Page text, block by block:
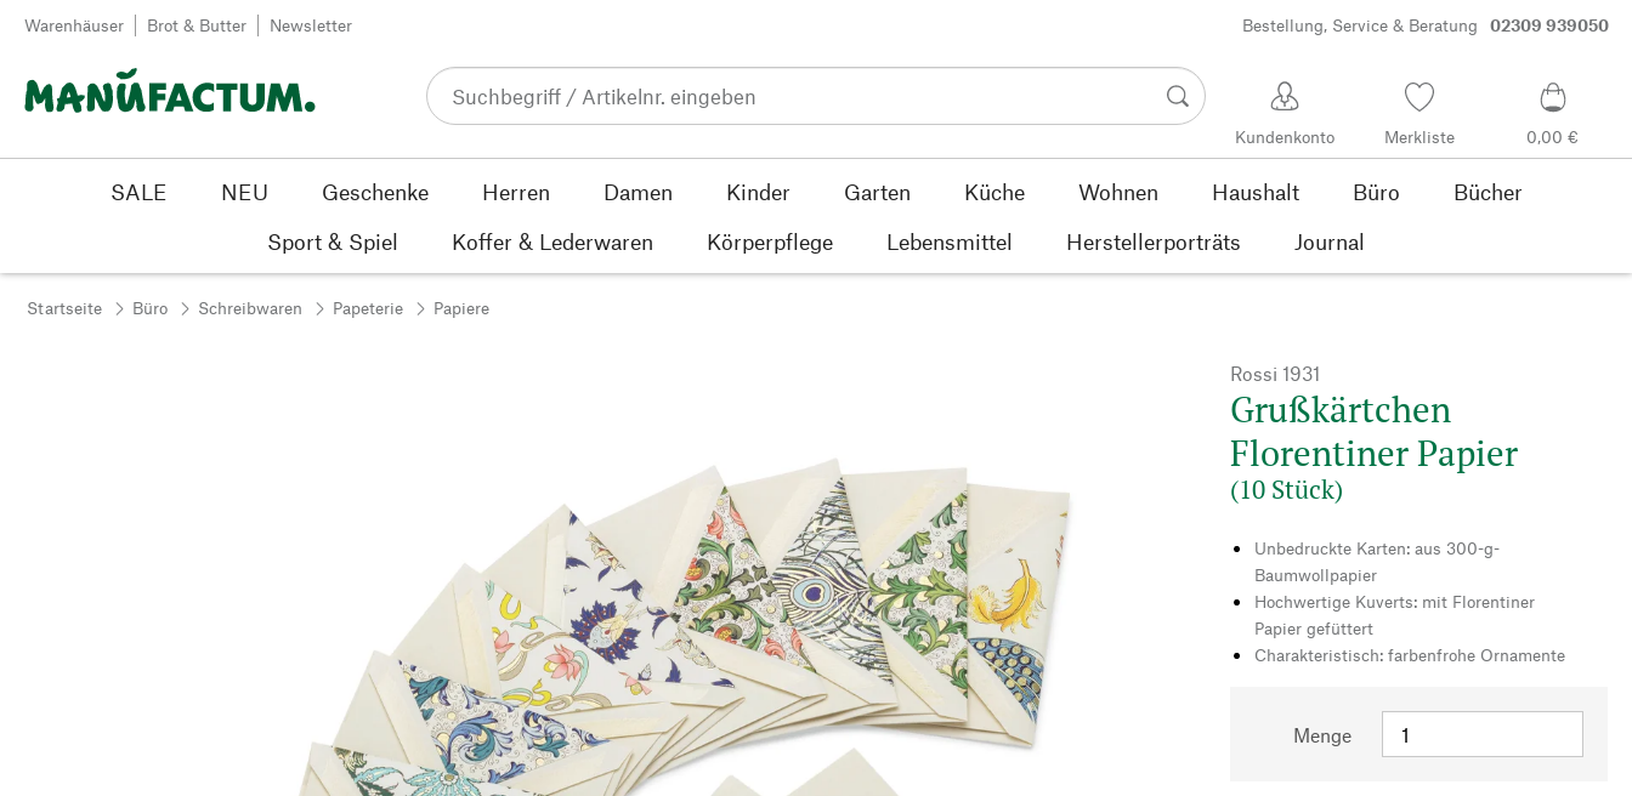
Zum Inhalt springen
Warenhäuser Brot & Butter Newsletter Bestellung, Service & Beratung 02309 939050
Kundenkonto Merkliste 0,00 €
SALE NEU Geschenke Herren Damen Kinder Garten Küche Wohnen Haushalt Büro
Bücher
Sport & Spiel
Koffer & Lederwaren Körperpflege Lebensmittel Herstellerporträts Journal
Startseite Büro Schreibwaren Papeterie Papiere
Rossi 1931
Grußkärtchen
Florentiner Papier
(10 Stück)
Unbedruckte Karten: aus 300-g-
Baumwollpapier
Hochwertige Kuverts: mit Florentiner
Papier gefüttert
Charakteristisch: farbenfrohe Ornamente
Menge